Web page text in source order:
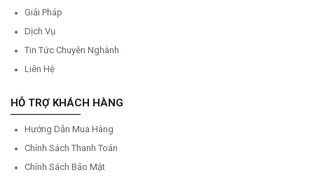
Giải Pháp
Dịch Vụ
Tin Tức Chuyên Nghành
Liên Hệ
HỖ TRỢ KHÁCH HÀNG
Hướng Dẫn Mua Hàng
Chính Sách Thanh Toán
Chính Sách Bảo Mật